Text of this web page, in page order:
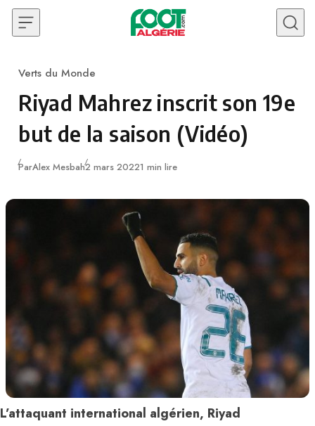
Skip to content
Category
Verts du Monde
Riyad Mahrez inscrit son 19e
but de la saison (Vidéo)
ParAlex MesbahPublié
2 mars 20221 min lire
L’attaquant international algérien, Riyad